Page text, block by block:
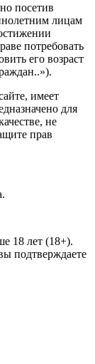
посетив
лицам
потребовать
его возраст
имеет
для
не
прав
18 лет (18+).
подтверждаете